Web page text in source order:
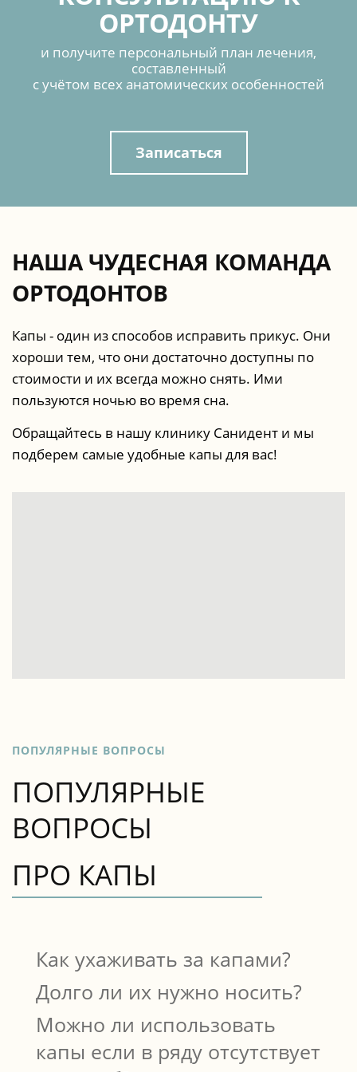
ОРТОДОНТУ
и получите персональный план лечения,
составленный
с учётом всех анатомических особенностей
Записаться
НАША ЧУДЕСНАЯ КОМАНДА
ОРТОДОНТОВ
Капы - один из способов исправить прикус. Они
хороши тем, что они достаточно доступны по
стоимости и их всегда можно снять. Ими
пользуются ночью во время сна.
Обращайтесь в нашу клинику Санидент и мы
подберем самые удобные капы для вас!
ПОПУЛЯРНЫЕ ВОПРОСЫ
ПОПУЛЯРНЫЕ
ВОПРОСЫ
ПРО КАПЫ
Как ухаживать за капами?
Все капы нужно регулярно чистить щеткой и
пастой. Если капы не во рту, то их хранят в
приспособление могло полностью
Долго ли их нужно носить?
Что касается лечения, то сроки назначает
врач. Если капы нужны в качестве защиты
Можно ли использовать
капы если в ряду отсутствует